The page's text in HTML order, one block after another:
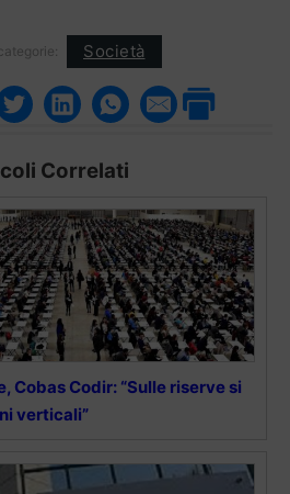
Società
Correlati
Cobas Codir: “Sulle riserve si
verticali”